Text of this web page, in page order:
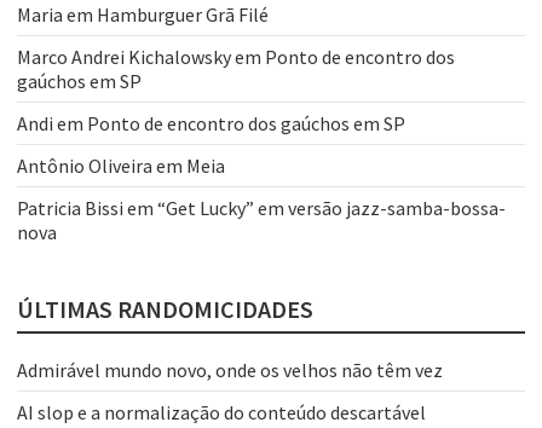
Maria em Hamburguer Grã Filé
Marco Andrei Kichalowskyem Ponto de encontro dos
gaúchos em SP
Andi em Ponto de encontro dos gaúchos em SP
Antônio Oliveira em Meia
Patricia Bissi em “Get Lucky” em versão jazz-samba-bossa-
nova
ÚLTIMAS RANDOMICIDADES
Admirável mundo novo, onde os velhos não têm vez
AI slop e a normalização do conteúdo descartável